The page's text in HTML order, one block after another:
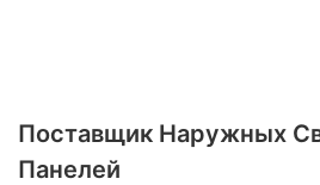
Поставщик Наружных
Панелей